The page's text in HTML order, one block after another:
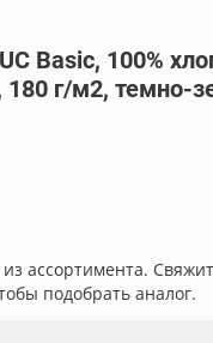
Basic, 100%
180 г/м2, темно-
ассортимента.
подобрать аналог.